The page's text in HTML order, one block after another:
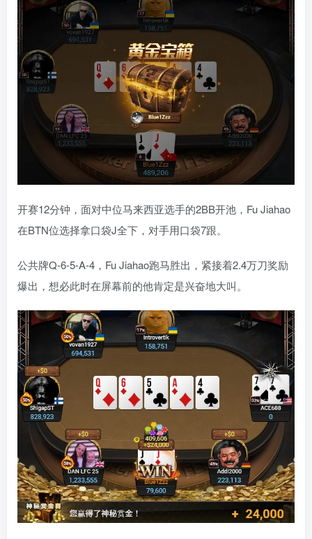
开赛12分钟，面对中位马来西亚选手的2BB开池，Fu Jiahao
在BTN位选择拿口袋J全下，对手用口袋7跟。
公共牌Q-6-5-A-4，Fu Jiahao跑马胜出，紧接着2.4万刀奖励
爆出，想必此时在屏幕前的他肯定是兴奋地大叫。